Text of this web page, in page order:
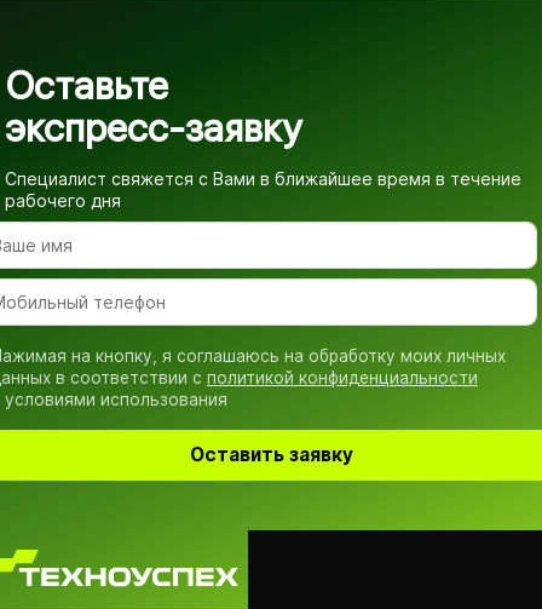
Оставьте
экспресс-заявку
Специалист свяжется с Вами в ближайшее время в течение
рабочего дня
на кнопку, я соглашаюсь на обработку моих личных
в соответствии с политикой конфиденциальности
условиями использования
Оставить заявку